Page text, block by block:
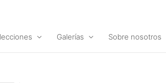
Galerías
Sobre nosotros